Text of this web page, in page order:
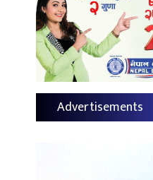
Advertisements